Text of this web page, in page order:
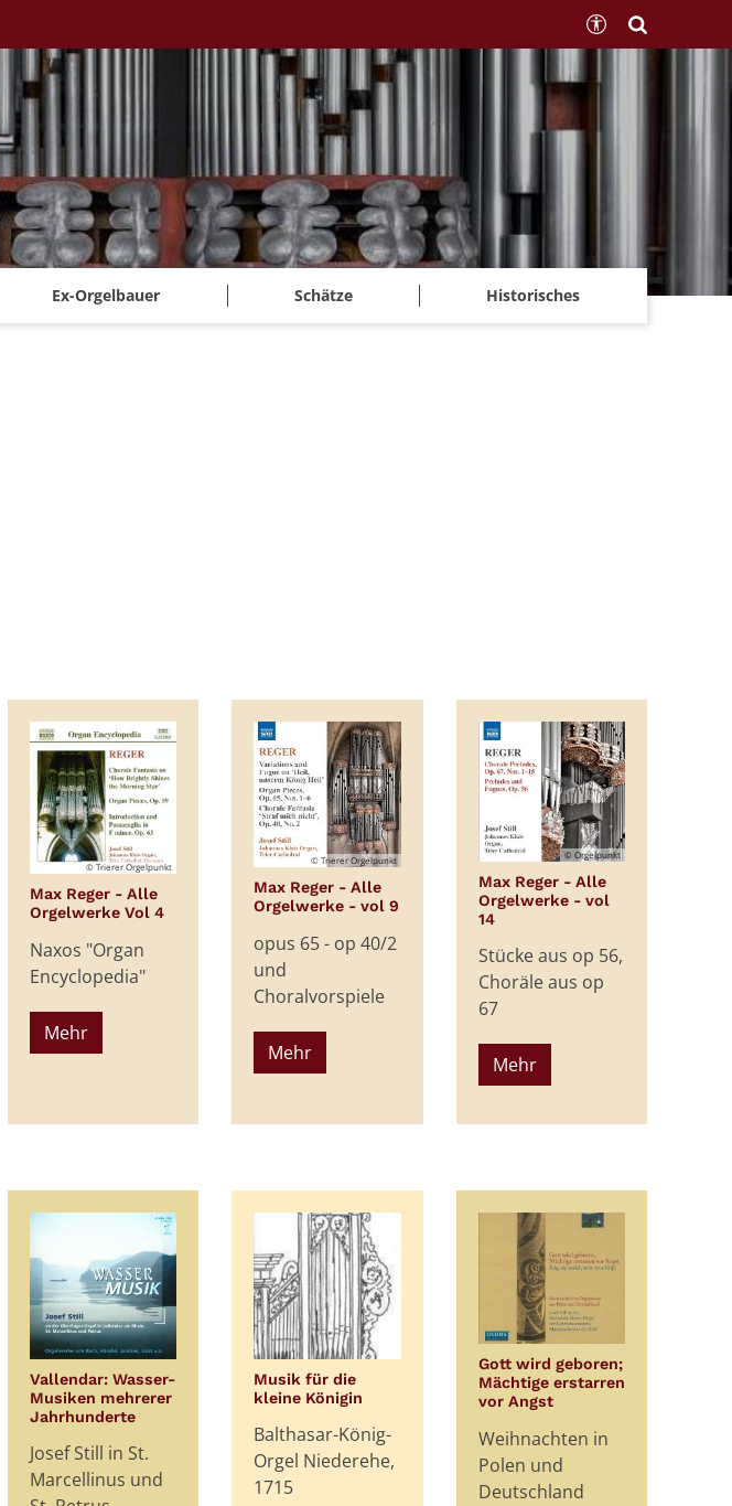
Ex-Orgelbauer Schätze Historisches
© Trierer Orgelpunkt
Max Reger - Alle
Orgelwerke Vol 4:
Naxos "Organ
Encyclopedia"
Mehr
© Trierer Orgelpunkt
Max Reger - Alle
Orgelwerke - vol 9
opus 65 - op 40/2
und
Choralvorspiele
Mehr
© Orgelpunkt
Max Reger - Alle
Orgelwerke - vol
14:
Stücke aus op 56,
Choräle aus op
67
Mehr
Vallendar: Wasser-
Musiken mehrerer
Jahrhunderte:
Josef Still in St.
Marcellinus und
Musik für die
kleine Königin
Balthasar-König-
Orgel Niederehe,
1715
Gott wird geboren;
Mächtige erstarren
vor Angst:
Weihnachten in
Polen und
Deutschland